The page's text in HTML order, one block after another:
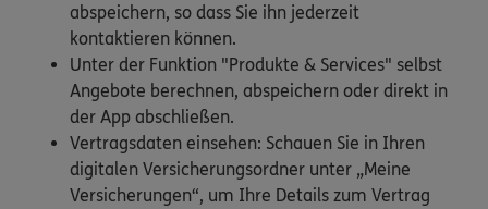
abspeichern, so dass Sie ihn jederzeit
kontaktieren können.
Unter der Funktion "Produkte & Services" selbst
Angebote berechnen, abspeichern oder direkt in
der App abschließen.
Vertragsdaten einsehen: Schauen Sie in Ihren
digitalen Versicherungsordner unter „Meine
Versicherungen“, um Ihre Details zum Vertrag